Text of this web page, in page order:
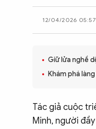
12/04/2026 05:57
Giữ lửa nghề
Khám phá
Tác giả cuộc
Minh, người